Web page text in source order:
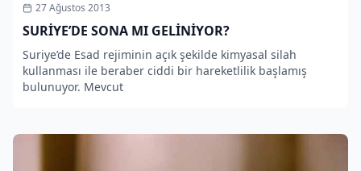
27 Ağustos 2013
SURİYE’DE SONA MI GELİNİYOR?
Suriye’de Esad rejiminin açık şekilde kimyasal silah
kullanması ile beraber ciddi bir hareketlilik başlamış
bulunuyor. Mevcut